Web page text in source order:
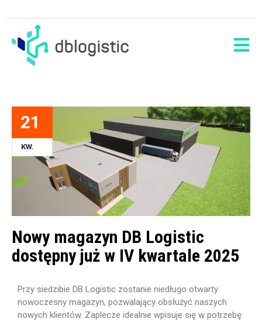
21
KW.
Nowy magazyn DB Logistic
dostępny już w IV kwartale 2025
Przy siedzibie DB Logistic zostanie niedługo otwarty
nowoczesny magazyn, pozwalający obsłużyć naszych
nowych klientów. Zaplecze idealnie wpisuje się w potrzebę